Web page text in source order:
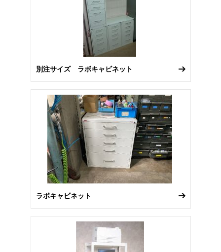
別注サイズ ラボキャビネット
ラボキャビネット